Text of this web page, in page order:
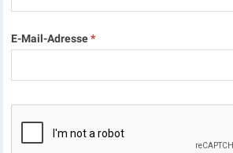
E-Mail-Adresse*